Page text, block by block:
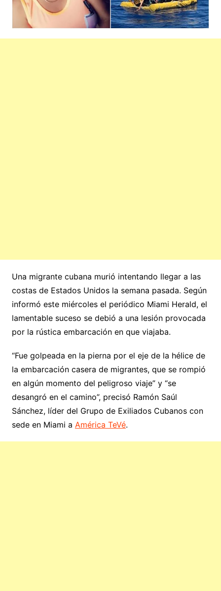
Una migrante cubana murió intentando llegar a las
costas de Estados Unidos la semana pasada. Según
informó este miércoles el periódico Miami Herald, el
lamentable suceso se debió a una lesión provocada
por la rústica embarcación en que viajaba.
“Fue golpeada en la pierna por el eje de la hélice de
la embarcación casera de migrantes, que se rompió
en algún momento del peligroso viaje” y “se
desangró en el camino”, precisó Ramón Saúl
Sánchez, líder del Grupo de Exiliados Cubanos con
sede en Miami a América TeVé.